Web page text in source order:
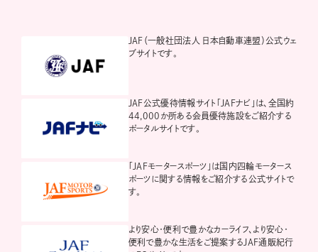
JAF（一般社団法人 日本自動車連盟）公式ウェ
ブサイトです。
JAF公式優待情報サイト「JAFナビ」は、全国約
44,000か所ある会員優待施設をご紹介する
ポータルサイトです。
「JAFモータースポーツ」は国内四輪モータース
ポーツに関する情報をご紹介する公式サイトで
す。
より安心・便利で豊かなカーライフ、より安心・
便利で豊かな生活をご提案するJAF通販紀行